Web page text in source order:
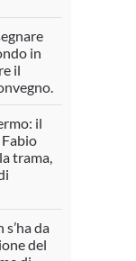
in
il
il
trama,
da
del